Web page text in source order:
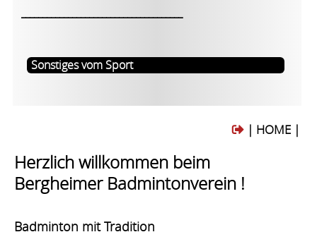
Sonstiges vom Sport
| HOME |
Herzlich willkommen beim
Bergheimer Badmintonverein !
Badminton mit Tradition